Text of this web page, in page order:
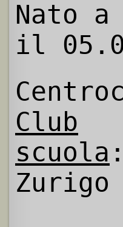
Nato a
il
Club
scuola :
Zurigo